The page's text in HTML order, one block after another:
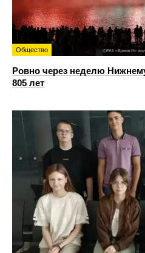
Общество
Ровно через неделю
805 лет